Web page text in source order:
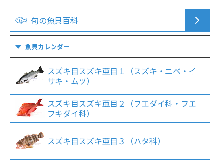
旬の魚貝百科
魚貝カレンダー
スズキ目スズキ亜目１（スズキ・ニベ・イ
サキ・ムツ）
スズキ目スズキ亜目２（フエダイ科・フエ
フキダイ科）
スズキ目スズキ亜目３（ハタ科）